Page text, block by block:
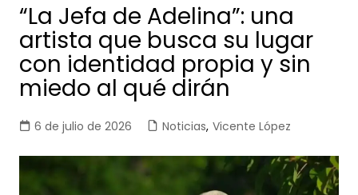
contenido
“La Jefa de Adelina”: una
artista que busca su lugar
con identidad propia y sin
miedo al qué dirán
6 de julio de 2026 Noticias, Vicente López